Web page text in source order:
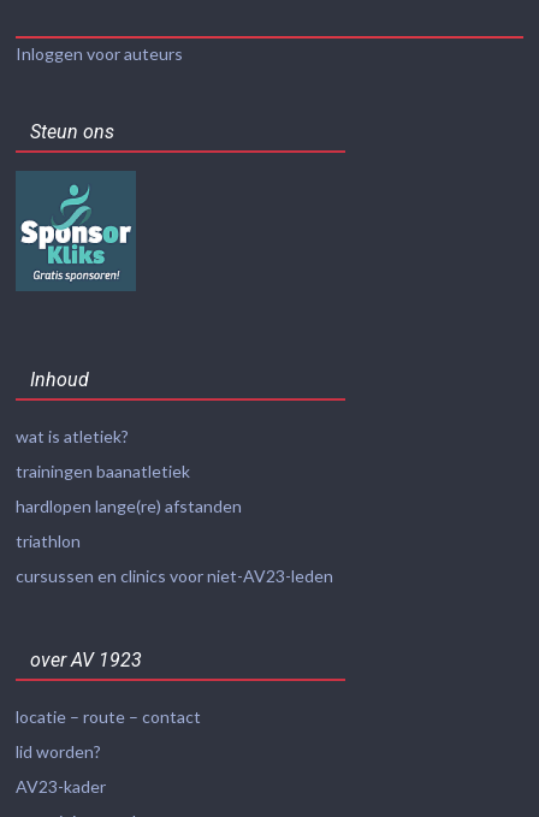
Inloggen voor auteurs
Steun ons
Inhoud
wat is atletiek?
trainingen baanatletiek
hardlopen lange(re) afstanden
triathlon
cursussen en clinics voor niet-AV23-leden
over AV 1923
locatie – route – contact
lid worden?
AV23-kader